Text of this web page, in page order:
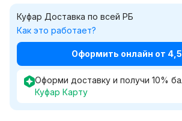
Куфар Доставка по всей РБ
Как это работает?
Оформить онлайн от
Оформи доставку и получи 10%
Куфар Карту